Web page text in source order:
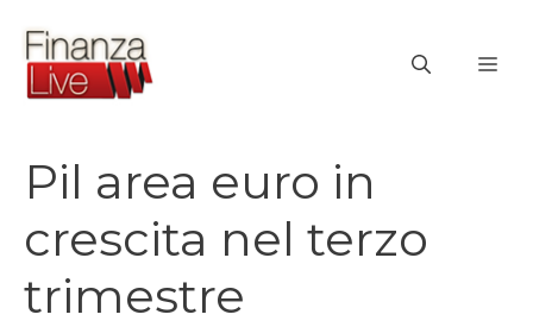
contenuto
Pil area euro in
crescita nel terzo
trimestre